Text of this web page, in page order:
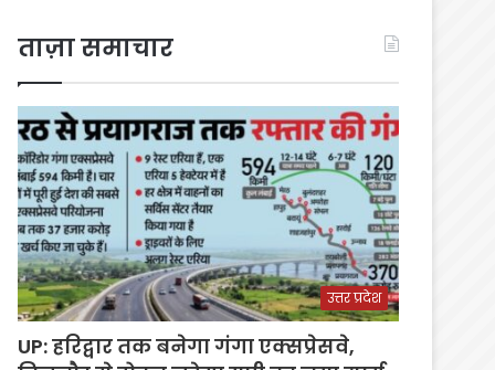
ताज़ा समाचार
उत्तर प्रदेश
UP: हरिद्वार तक बनेगा गंगा एक्सप्रेसवे,